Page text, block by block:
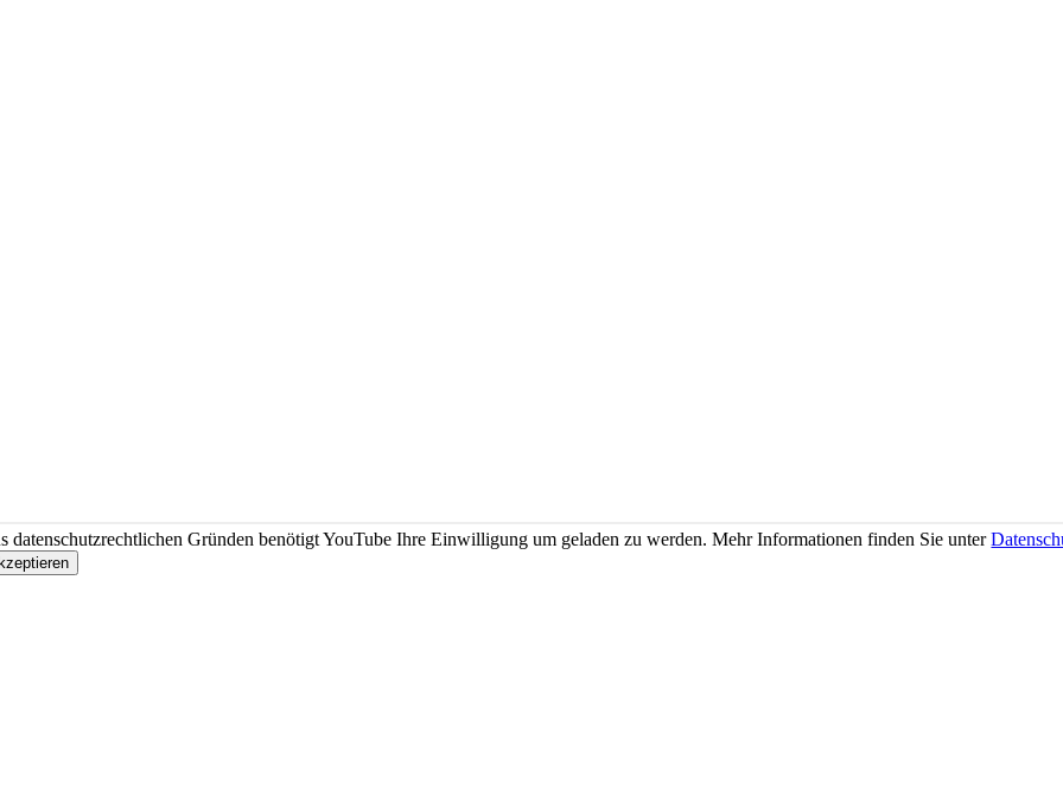
datenschutzrechtlichen Gründen benötigt YouTube Ihre Einwilligung um geladen zu werden. Mehr Informationen finden Sie unter